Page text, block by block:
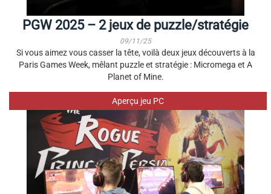
PGW 2025 – 2 jeux de puzzle/stratégie
09/11/25
Si vous aimez vous casser la tête, voilà deux jeux découverts à la
Paris Games Week, mêlant puzzle et stratégie : Micromega et A
Planet of Mine.
Aperçu jeu PC